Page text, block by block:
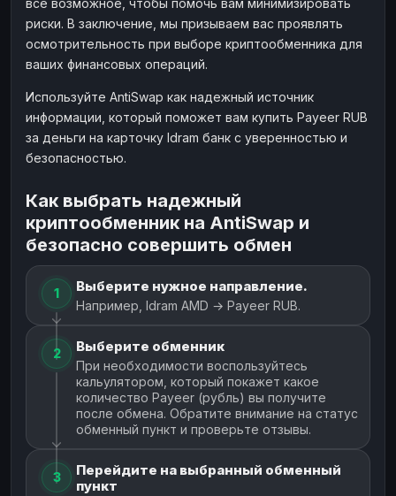
риски. В заключение, мы призываем вас проявлять
осмотрительность при выборе криптообменника для
ваших финансовых операций.
Используйте AntiSwap как надежный источник
информации, который поможет вам купить Payeer RUB
за деньги на карточку Idram банк с уверенностью и
безопасностью.
Как выбрать надежный
криптообменник на AntiSwap и
безопасно совершить обмен
1 Выберите нужное направление.
Например, Idram AMD → Payeer RUB.
2 Выберите обменник
При необходимости воспользуйтесь
кальулятором, который покажет какое
количество Payeer (рубль) вы получите
после обмена. Обратите внимание на статус
обменный пункт и проверьте отзывы.
3
Перейдите на выбранный обменный
пункт